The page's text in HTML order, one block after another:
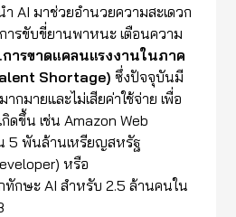
AI มาช่วยอำนวยความสะเดวก
ารขับขี่ยานพาหนะ เตือนความ
การขาดแคลนแรงงานในภาค
Shortage)ซึ่งปัจจุบันมี
กมายและไม่เสียค่าใช้จ่าย เพื่อ
ขึ้น เช่น Amazon Web
5 พันล้านเหรียญสหรัฐ
หรือ
ทักษะ AI สำหรับ 2.5 ล้านคนใน